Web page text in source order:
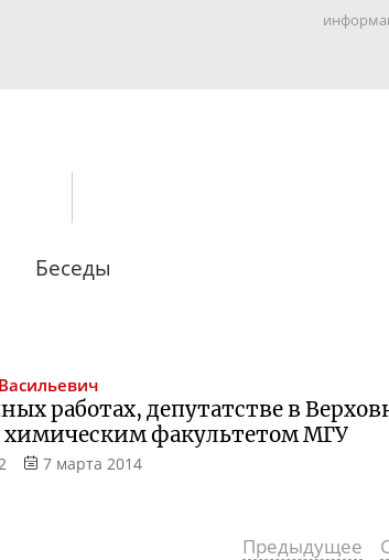
Беседы
работах, депутатстве в
химическим факультетом МГУ
7 марта 2014
Предыдущее